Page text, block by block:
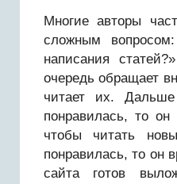
Многие авторы
сложным
написания
очередь обращает
читает их.
понравилась, то
чтобы читать
понравилась, то он
сайта готов